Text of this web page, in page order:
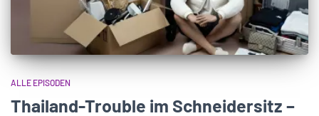
ALLE EPISODEN
Thailand-Trouble im Schneidersitz –